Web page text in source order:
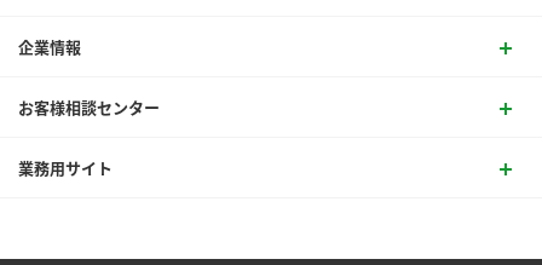
企業情報
お客様相談センター
業務用サイト